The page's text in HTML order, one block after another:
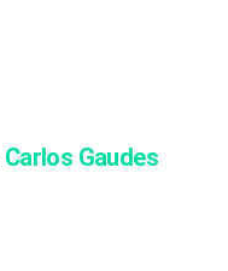
Carlos Gaudes